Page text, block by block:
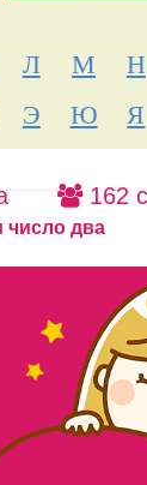
Л М Н
Э Ю Я
162
число два